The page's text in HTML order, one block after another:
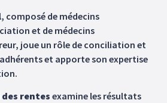
, composé de médecins
et de médecins
joue un rôle de conciliation et
et apporte son expertise
rentesexamine les résultats